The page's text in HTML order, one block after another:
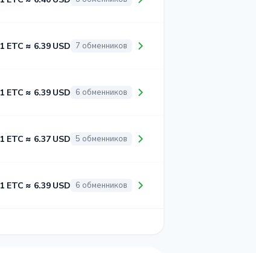
1 ETC ≈ 6.39 USD 7 обменников
1 ETC ≈ 6.39 USD 6 обменников
1 ETC ≈ 6.37 USD 5 обменников
1 ETC ≈ 6.39 USD 6 обменников